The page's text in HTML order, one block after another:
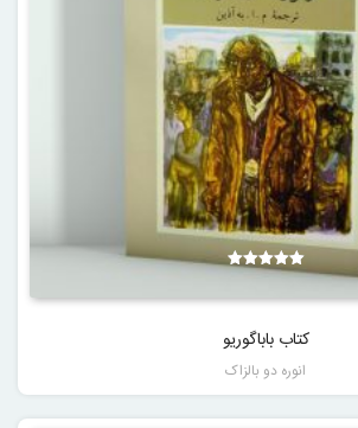
کتاب باباگوریو
انوره دو بالزاک
از 5